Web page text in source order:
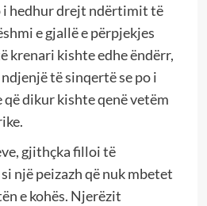
i hedhur drejt ndërtimit të
e gjallë e përpjekjes
krenari kishte edhe ëndërr,
të sinqertë se po i
dikur kishte qenë vetëm
gjithçka filloi të
një peizazh që nuk mbetet
e kohës. Njerëzit